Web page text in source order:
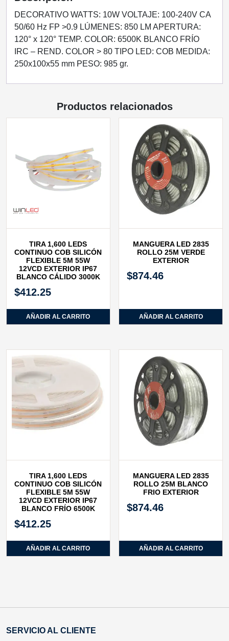
FRIO
cantidad
DECORATIVO WATTS: 10W VOLTAJE: 100-240V CA
50/60 Hz FP >0.9 LÚMENES: 850 LM APERTURA:
120° x 120° TEMP. COLOR: 6500K BLANCO FRÍO
IRC – REND. COLOR > 80 TIPO LED: COB MEDIDA:
250x100x55 mm PESO: 985 gr.
Productos relacionados
TIRA 1,600 LEDS
CONTINUO COB SILICÓN
FLEXIBLE 5M 55W
12VCD EXTERIOR IP67
BLANCO CÁLIDO 3000K
$412.25
AÑADIR AL CARRITO
MANGUERA LED 2835
ROLLO 25M VERDE
EXTERIOR
$874.46
AÑADIR AL CARRITO
TIRA 1,600 LEDS
CONTINUO COB SILICÓN
FLEXIBLE 5M 55W
12VCD EXTERIOR IP67
BLANCO FRÍO 6500K
$412.25
AÑADIR AL CARRITO
MANGUERA LED 2835
ROLLO 25M BLANCO
FRIO EXTERIOR
$874.46
AÑADIR AL CARRITO
SERVICIO AL CLIENTE